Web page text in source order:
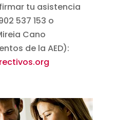
tu asistencia
537 153 o
Cano
de la AED):